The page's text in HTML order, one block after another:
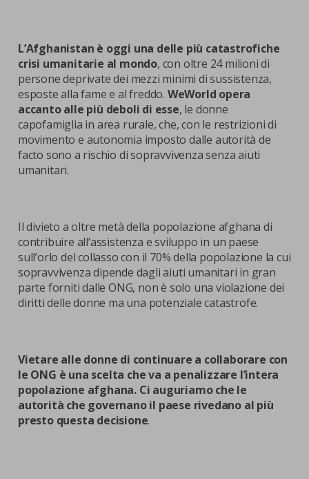
L’Afghanistan è oggi una delle più catastrofiche
crisi umanitarie al mondo, con oltre 24 milioni di
persone deprivate dei mezzi minimi di sussistenza,
esposte alla fame e al freddo. WeWorld opera
accanto alle più deboli di esse, le donne
capofamiglia in area rurale, che, con le restrizioni di
movimento e autonomia imposto dalle autorità de
facto sono a rischio di sopravvivenza senza aiuti
umanitari.
Il divieto a oltre metà della popolazione afghana di
contribuire all’assistenza e sviluppo in un paese
sull’orlo del collasso con il 70% della popolazione la cui
sopravvivenza dipende dagli aiuti umanitari in gran
parte forniti dalle ONG, non è solo una violazione dei
diritti delle donne ma una potenziale catastrofe.
Vietare alle donne di continuare a collaborare con
le ONG è una scelta che va a penalizzare l’intera
popolazione afghana. Ci auguriamo che le
autorità che governano il paese rivedano al più
presto questa decisione.